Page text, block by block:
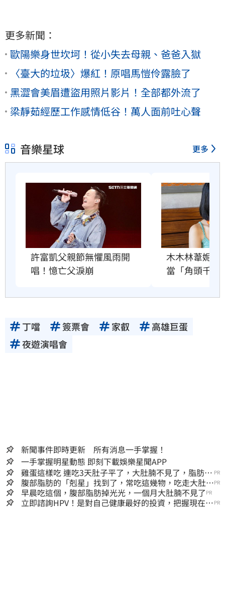
更多新聞：
歐陽樂身世坎坷！從小失去母親、爸爸入獄
〈臺大的垃圾〉爆紅！原唱馬愷伶露臉了
黑澀會美眉遭盜用照片影片！全部都外流了
梁靜茹經歷工作感情低谷！萬人面前吐心聲
音樂星球 更多
許富凱父親節無懼風雨開
唱！憶亡父淚崩
木木林葦妮26
當「角頭千金
丁噹 簽票會 家叡
高雄巨蛋
夜遊演唱會
新聞事件即時更新 所有消息一手掌握！
一手掌握明星動態 即刻下載娛樂星聞APP
雞蛋這樣吃 連吃3天肚子平了，大肚腩不見了，脂肪沒
了！
PR
腹部脂肪的「剋星」找到了，常吃這幾物，吃走大肚
囊，瘦出小蠻腰
PR
早晨吃這個，腹部脂肪掉光光，一個月大肚腩不見了 PR
立即諮詢HPV！是對自己健康最好的投資，把握現在不 PR